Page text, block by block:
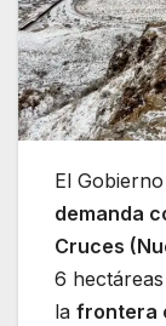
El
demanda
Cruces
6
la frontera